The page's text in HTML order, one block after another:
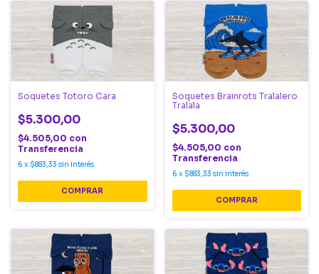
Soquetes Totoro Cara
$5.300,00
$4.505,00 con
Transferencia
6 x $883,33 sin interés
Soquetes Brainrots Tralalero
Tralala
$5.300,00
$4.505,00 con
Transferencia
6 x $883,33 sin interés